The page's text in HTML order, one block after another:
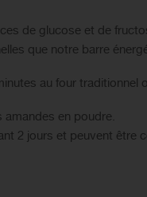
de glucose et de
que notre barre
au four traditionnel
en poudre.
2 jours et peuvent être